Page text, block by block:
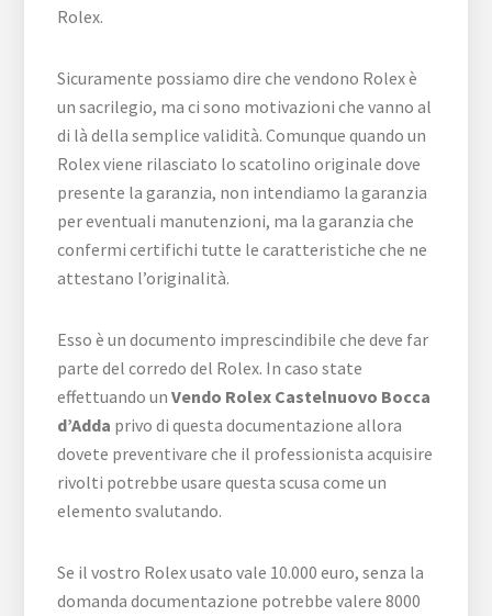
Rolex.
Sicuramente possiamo dire che vendono Rolex è
un sacrilegio, ma ci sono motivazioni che vanno al
di là della semplice validità. Comunque quando un
Rolex viene rilasciato lo scatolino originale dove
presente la garanzia, non intendiamo la garanzia
per eventuali manutenzioni, ma la garanzia che
confermi certifichi tutte le caratteristiche che ne
attestano l’originalità.
Esso è un documento imprescindibile che deve far
parte del corredo del Rolex. In caso state
effettuando unVendo Rolex Castelnuovo Bocca
d’Adda privo di questa documentazione allora
dovete preventivare che il professionista acquisire
rivolti potrebbe usare questa scusa come un
elemento svalutando.
Se il vostro Rolex usato vale 10.000 euro, senza la
domanda documentazione potrebbe valere 8000